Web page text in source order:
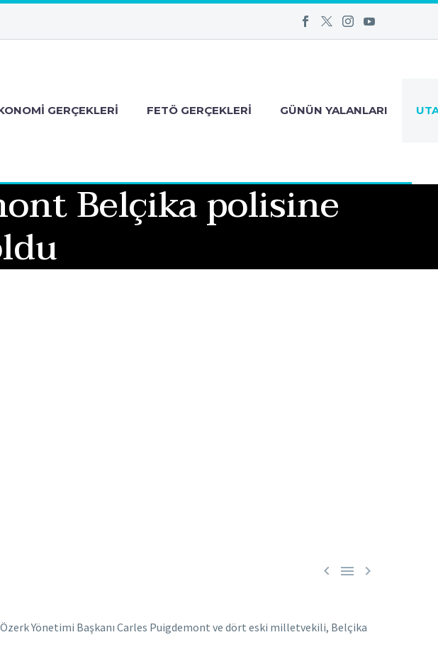
GERÇEKLERI FETÖ GERÇEKLERI GÜNÜN YALANLARI
Belçika polisine
  
Yönetimi Başkanı Carles Puigdemont ve dört eski milletvekili, Belçika